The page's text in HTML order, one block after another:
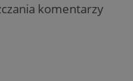
komentarzy